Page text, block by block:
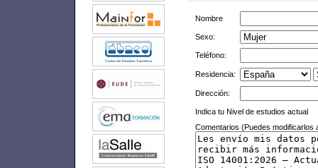
Nombre
Sexo:
Teléfono:
Residencia:
Dirección:
Indica tu Nivel de estudios actual
Comentarios (Puedes modificarlos